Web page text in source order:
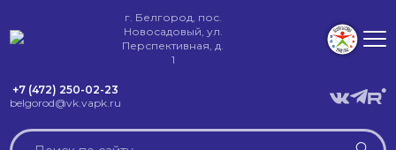
г. Белгород, пос.
Новосадовый, ул.
Перспективная, д.
1
+7 (472) 250-02-23
belgorod@vk.vapk.ru